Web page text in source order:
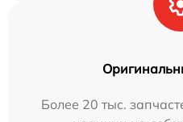
Более 20 тыс.